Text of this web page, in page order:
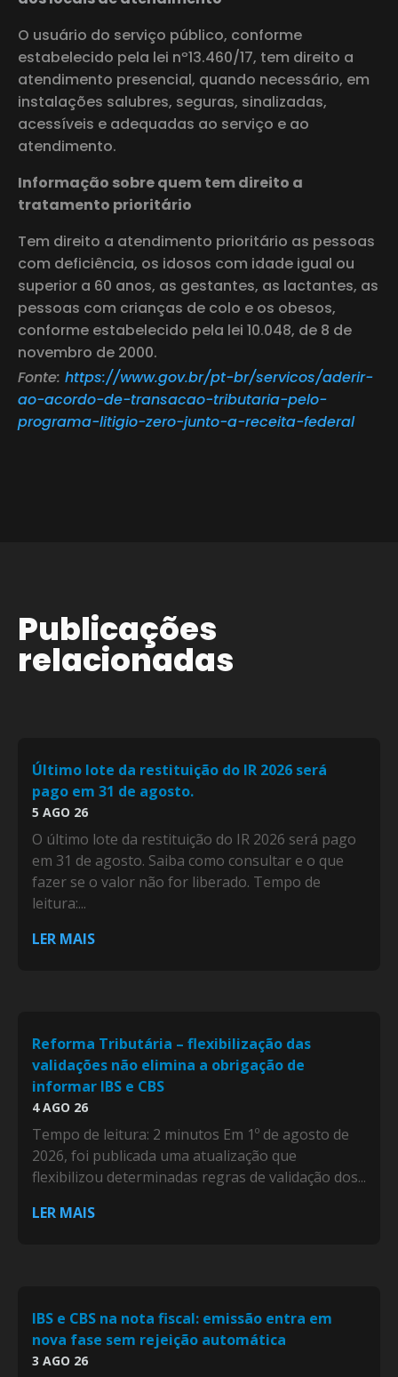
O usuário do serviço público, conforme
estabelecido pela lei nº13.460/17, tem direito a
atendimento presencial, quando necessário, em
instalações salubres, seguras, sinalizadas,
acessíveis e adequadas ao serviço e ao
atendimento.
Informação sobre quem tem direito a
tratamento prioritário
Tem direito a atendimento prioritário as pessoas
com deficiência, os idosos com idade igual ou
superior a 60 anos, as gestantes, as lactantes, as
pessoas com crianças de colo e os obesos,
conforme estabelecido pela lei 10.048, de 8 de
novembro de 2000.
Fonte: https://www.gov.br/pt-br/servicos/aderir-
ao-acordo-de-transacao-tributaria-pelo-
programa-litigio-zero-junto-a-receita-federal
Publicações
relacionadas
Último lote da restituição do IR 2026 será
pago em 31 de agosto.
5 AGO 26
O último lote da restituição do IR 2026 será pago
em 31 de agosto. Saiba como consultar e o que
fazer se o valor não for liberado. Tempo de
leitura:...
LER MAIS
Reforma Tributária – flexibilização das
validações não elimina a obrigação de
informar IBS e CBS
4 AGO 26
Tempo de leitura: 2 minutos Em 1º de agosto de
2026, foi publicada uma atualização que
flexibilizou determinadas regras de validação dos...
LER MAIS
IBS e CBS na nota fiscal: emissão entra em
nova fase sem rejeição automática
3 AGO 26